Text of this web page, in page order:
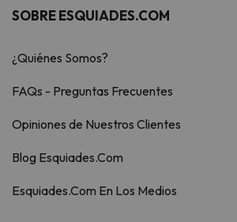
SOBRE ESQUIADES.COM
¿Quiénes Somos?
FAQs - Preguntas Frecuentes
Opiniones de Nuestros Clientes
Blog Esquiades.Com
Esquiades.Com En Los Medios